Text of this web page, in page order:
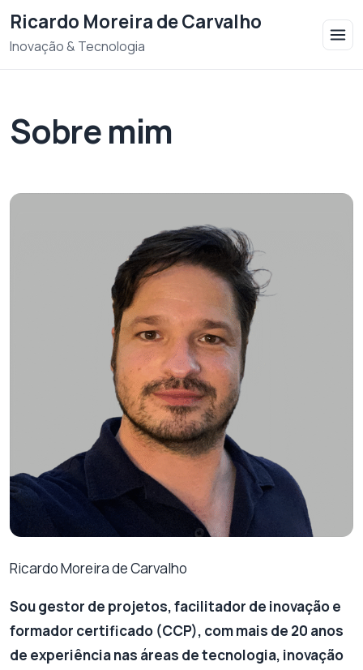
Ricardo Moreira de Carvalho
Inovação & Tecnologia
Sobre mim
Ricardo Moreira de Carvalho
Sou gestor de projetos, facilitador de inovação e
formador certificado (CCP), com mais de 20 anos
de experiência nas áreas de tecnologia, inovação